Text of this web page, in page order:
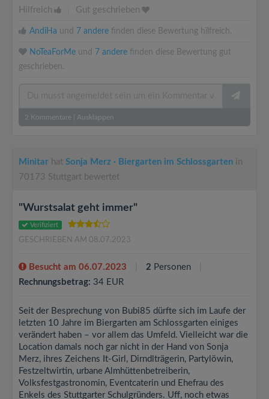
Hilfreich Gut geschrieben
AndiHa und 7 andere finden diese Bewertung hilfreich.
NoTeaForMe und 7 andere finden diese Bewertung gut
geschrieben.
2 Kommentare Ausklappen
Minitar hat Sonja Merz · Biergarten im Schlossgarten in
70173 Stuttgart bewertet
"Wurstsalat geht immer"
Verifiziert
GESCHRIEBEN AM 08.07.2023
Besucht am 06.07.2023 2 Personen
Rechnungsbetrag: 34 EUR
Seit der Besprechung von Bubi85 dürfte sich im Laufe der
letzten 10 Jahre im Biergarten am Schlossgarten einiges
verändert haben – vor allem das Umfeld. Vielleicht war die
Location damals noch gar nicht in der Hand von Sonja
Merz, ihres Zeichens It-Girl, Dirndlträgerin, Partylöwin,
Festzeltwirtin, urbane Almhüttenbetreiberin,
Volksfestgastronomin, Eventcaterin und Ehefrau des
Enkels des Stuttgarter Schulgründers. Uff, noch etwas